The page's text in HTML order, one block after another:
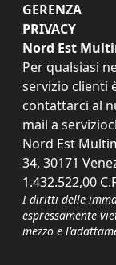
GERENZA
PRIVACY
Nord Est
Per qualsiasi
servizio clienti
contattarci al
mail a
Nord Est
34, 30171
1.432.522,00
I diritti delle
espressamente
mezzo e